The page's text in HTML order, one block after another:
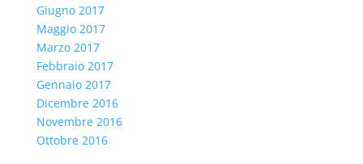
Giugno 2017
Maggio 2017
Marzo 2017
Febbraio 2017
Gennaio 2017
Dicembre 2016
Novembre 2016
Ottobre 2016